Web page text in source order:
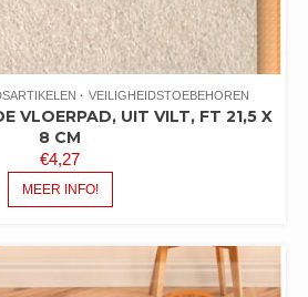
VEILIGHEIDSTOEBEHOREN
VLOERPAD, UIT VILT, FT 21,5 X
8 CM
€4,27
MEER INFO!